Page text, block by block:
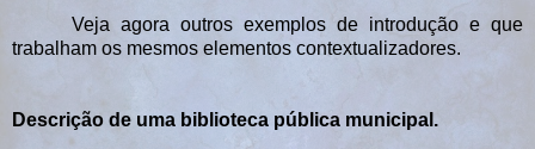
Veja agora outros exemplos de introdução e que
trabalham os mesmos elementos contextualizadores.
Descrição de uma biblioteca pública municipal.